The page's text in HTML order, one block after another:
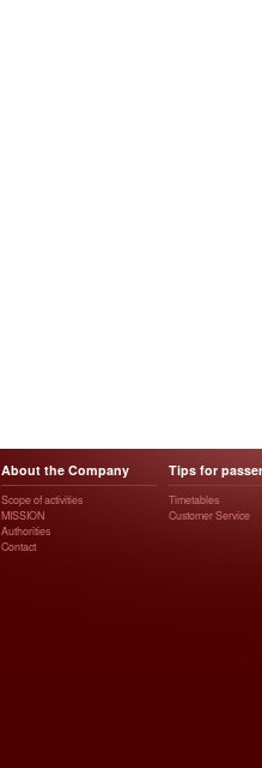
About the Company
Scope of activities
MISSION
Authorities
Contact
Tips for
Timetables
Customer Service